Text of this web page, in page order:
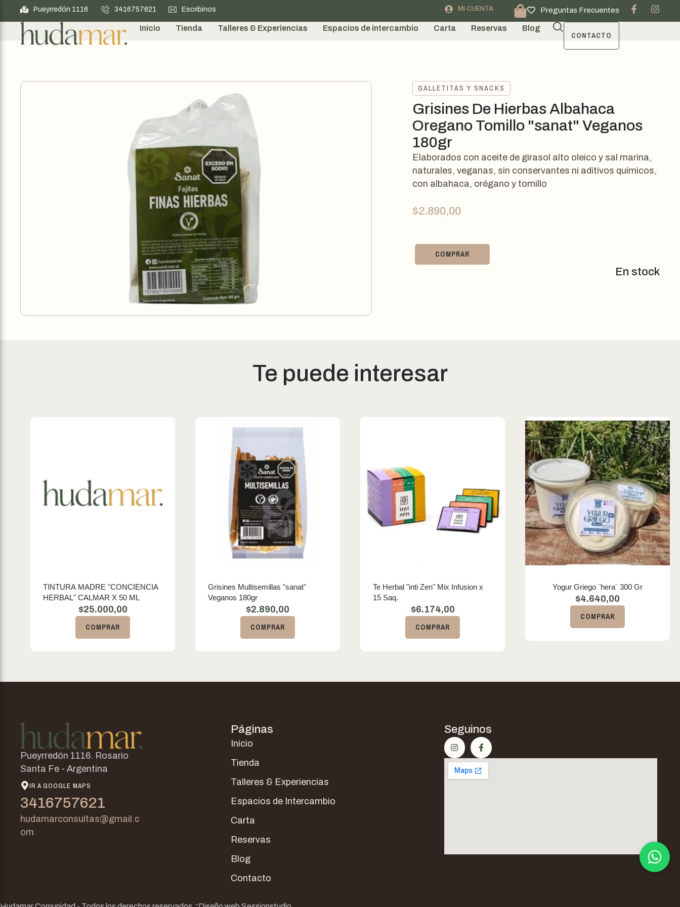
Pueyrredón 1116 3416757621 Escribinos MI CUENTA Preguntas Frecuentes
Inicio Tienda Talleres & Experiencias Espacios de intercambio Carta Reservas Blog
CONTACTO
GALLETITAS Y SNACKS
Grisines De Hierbas Albahaca
Oregano Tomillo "sanat" Veganos
180gr
Elaborados con aceite de girasol alto oleico y sal marina,
naturales, veganas, sin conservantes ni aditivos químicos,
con albahaca, orégano y tomillo
$2.890,00
COMPRAR
En stock
Te puede interesar
TINTURA MADRE "CONCIENCIA
HERBAL" CALMAR X 50 ML
$25.000,00
COMPRAR
Grisines Multisemillas "sanat"
Veganos 180gr
$2.890,00
COMPRAR
Te Herbal "inti Zen" Mix Infusion x
15 Saq.
$6.174,00
COMPRAR
Yogur Griego ¨hera¨ 300 Gr
$4.640,00
COMPRAR
Pueyrredón 1116. Rosario
Santa Fe - Argentina
IR A GOOGLE MAPS
3416757621
hudamarconsultas@gmail.c
om
Páginas
Inicio
Tienda
Talleres & Experiencias
Espacios de Intercambio
Carta
Reservas
Blog
Contacto
Seguinos
-